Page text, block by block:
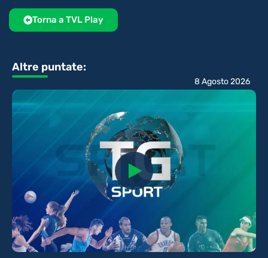
Torna a TVL Play
Altre puntate:
8 Agosto 2026